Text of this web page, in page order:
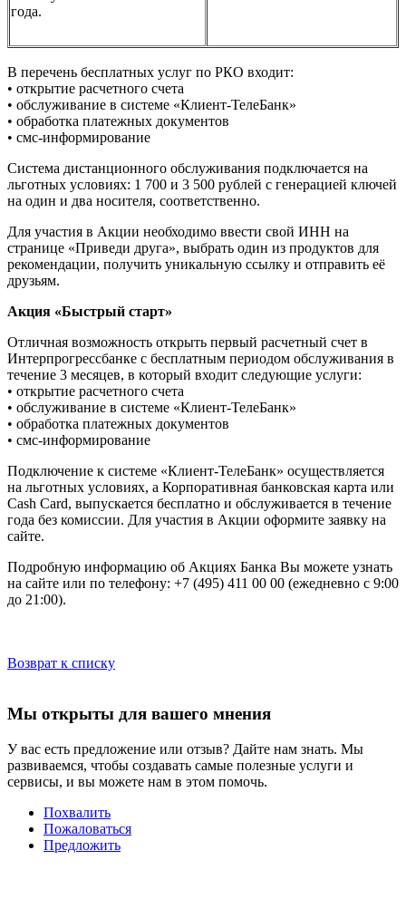
года.
В перечень бесплатных услуг по РКО входит:
• открытие расчетного счета
• обслуживание в системе «Клиент-ТелеБанк»
• обработка платежных документов
• смс-информирование
Система дистанционного обслуживания подключается на
льготных условиях: 1 700 и 3 500 рублей с генерацией ключей
на один и два носителя, соответственно.
Для участия в Акции необходимо ввести свой ИНН на
странице «Приведи друга», выбрать один из продуктов для
рекомендации, получить уникальную ссылку и отправить её
друзьям.
Акция «Быстрый старт»
Отличная возможность открыть первый расчетный счет в
Интерпрогрессбанке с бесплатным периодом обслуживания в
течение 3 месяцев, в который входит следующие услуги:
• открытие расчетного счета
• обслуживание в системе «Клиент-ТелеБанк»
• обработка платежных документов
• смс-информирование
Подключение к системе «Клиент-ТелеБанк» осуществляется
на льготных условиях, а Корпоративная банковская карта или
Cash Card, выпускается бесплатно и обслуживается в течение
года без комиссии. Для участия в Акции оформите заявку на
сайте.
Подробную информацию об Акциях Банка Вы можете узнать
на сайте или по телефону: +7 (495) 411 00 00 (ежедневно с 9:00
до 21:00).
Возврат к списку
Мы открыты для вашего мнения
У вас есть предложение или отзыв? Дайте нам знать. Мы
развиваемся, чтобы создавать самые полезные услуги и
сервисы, и вы можете нам в этом помочь.
Похвалить
Пожаловаться
Предложить